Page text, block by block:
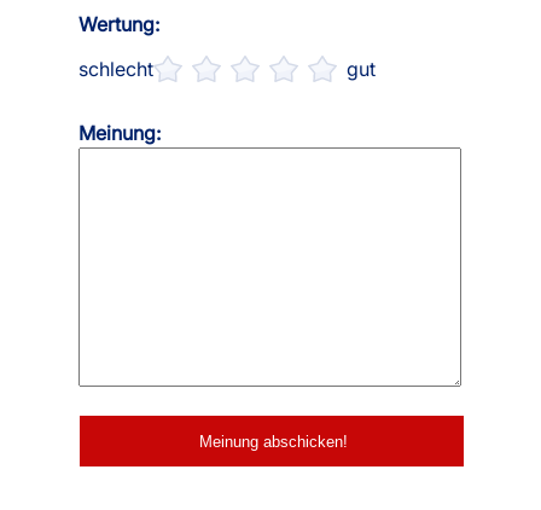
Wertung:
schlecht
gut
Meinung: